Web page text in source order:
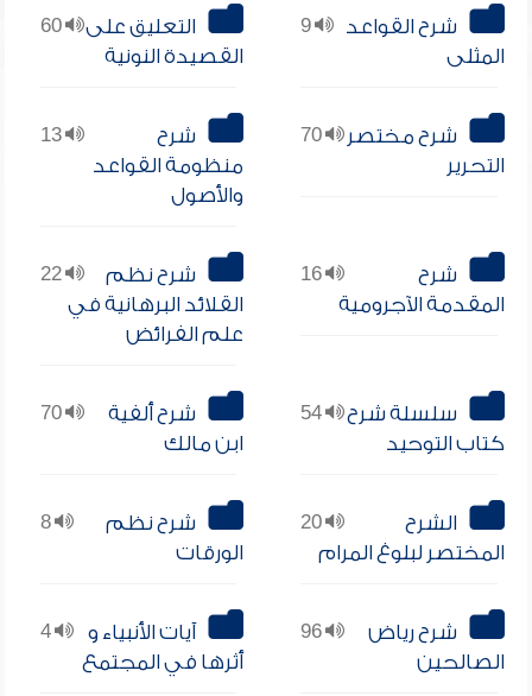
9
شرح القواعد
المثلى
60
التعليق على
القصيدة النونية
70
شرح مختصر
التحرير
13
شرح
منظومة القواعد
والأصول
16
شرح
المقدمة الآجرومية
22
شرح نظم
القلائد البرهانية في
علم الفرائض
54
سلسلة شرح
كتاب التوحيد
70
شرح ألفية
ابن مالك
20
الشرح
المختصر لبلوغ المرام
8
شرح نظم
الورقات
96
شرح رياض
الصالحين
4
آيات الأنبياء و
أثرها في المجتمع